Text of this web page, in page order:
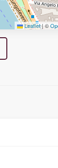
Leaflet | ©